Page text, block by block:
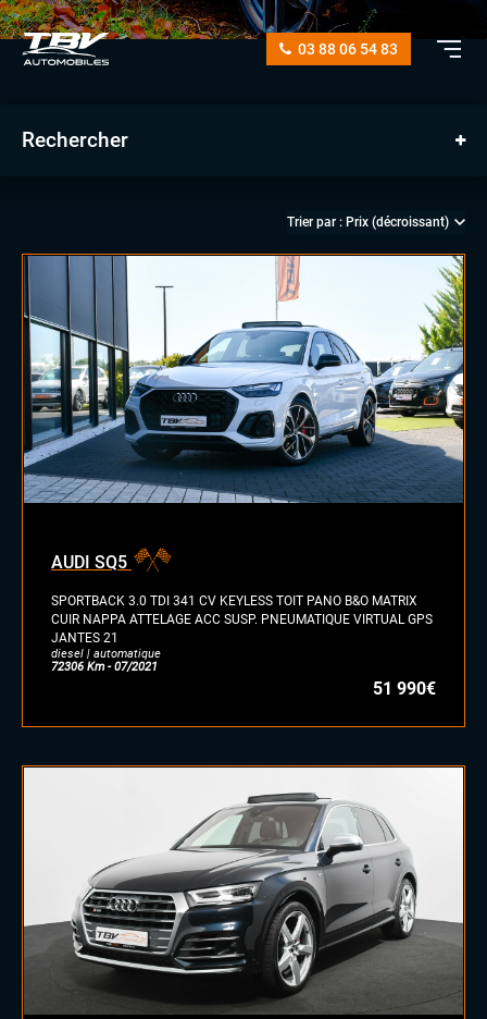
03 88 06 54 83
Rechercher
manuelle
automatique
diesel
électrique
GPL
autre
AUDI SQ5
SPORTBACK 3.0 TDI 341 CV KEYLESS TOIT PANO B&O MATRIX
CUIR NAPPA ATTELAGE ACC SUSP. PNEUMATIQUE VIRTUAL GPS
JANTES 21
diesel | automatique
72306 Km - 07/2021
51 990€